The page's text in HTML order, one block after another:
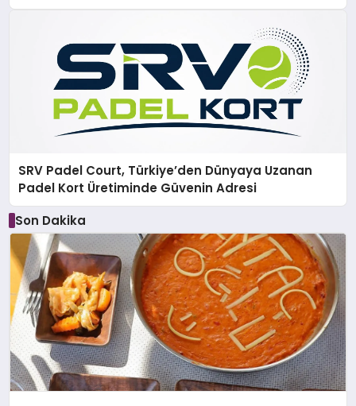
SRV Padel Court, Türkiye’den Dünyaya Uzanan
Padel Kort Üretiminde Güvenin Adresi
Son Dakika